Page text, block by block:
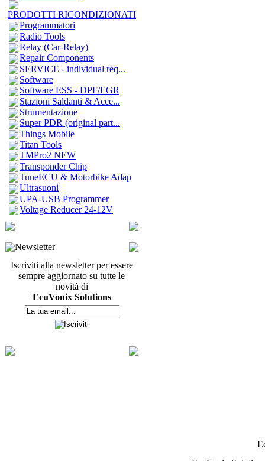
PRODOTTI RICONDIZIONATI
Programmatori
Radio Tools
Relay (Car-Relay)
Repair Components
SERVICE - individual req...
Software
Software ESS - DPF/EGR
Stazioni Saldanti & Acce...
Strumentazione
Super PDR (original part...
Things Mobile
Titan Tools
TMPro2 NEW
Transponder Chip
TuneECU & Motorbike Adap
Ultrasuoni
UPA-USB Programmer
Voltage Reducer 24-12V
Newsletter
Iscriviti alla newsletter per essere
sempre aggiornato su tutte le
novità di
EcuVonix Solutions